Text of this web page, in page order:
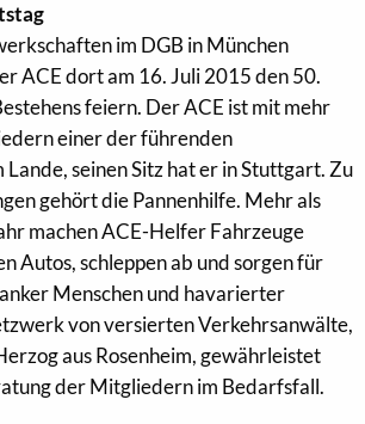
im DGB in München
ACE dort am 16. Juli 2015 den 50.
feiern. Der ACE ist mit mehr
einer der führenden
seinen Sitz hat er in Stuttgart. Zu
gehört die Pannenhilfe. Mehr als
machen ACE-Helfer Fahrzeuge
Autos, schleppen ab und sorgen für
Menschen und havarierter
von versierten Verkehrsanwälte,
aus Rosenheim, gewährleistet
der Mitgliedern im Bedarfsfall.